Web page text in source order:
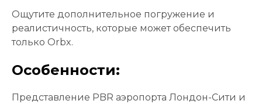
Ощутите дополнительное погружение и
реалистичность, которые может обеспечить
только Orbx.
Особенности:
Представление PBR аэропорта Лондон-Сити и